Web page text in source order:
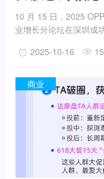
增长新范式
10 月 15 日，2025
业增长分论坛在深圳成
路径与实践方案，为企
美团、同程旅行、闲鱼
思想碰撞，分享AI营
2025-10-16
商业